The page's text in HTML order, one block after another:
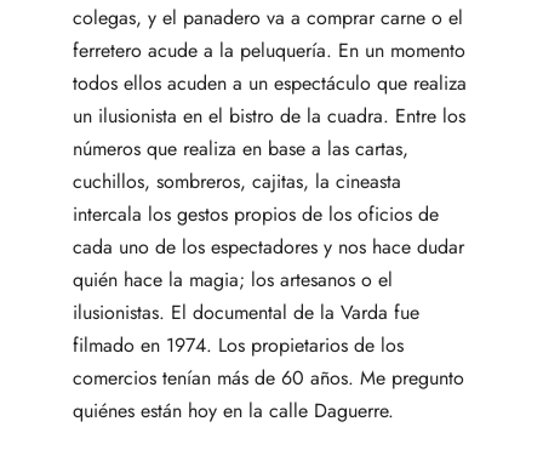
colegas, y el panadero va a comprar carne o el
ferretero acude a la peluquería. En un momento
todos ellos acuden a un espectáculo que realiza
un ilusionista en el bistro de la cuadra. Entre los
números que realiza en base a las cartas,
cuchillos, sombreros, cajitas, la cineasta
intercala los gestos propios de los oficios de
cada uno de los espectadores y nos hace dudar
quién hace la magia; los artesanos o el
ilusionistas. El documental de la Varda fue
filmado en 1974. Los propietarios de los
comercios tenían más de 60 años. Me pregunto
quiénes están hoy en la calle Daguerre.